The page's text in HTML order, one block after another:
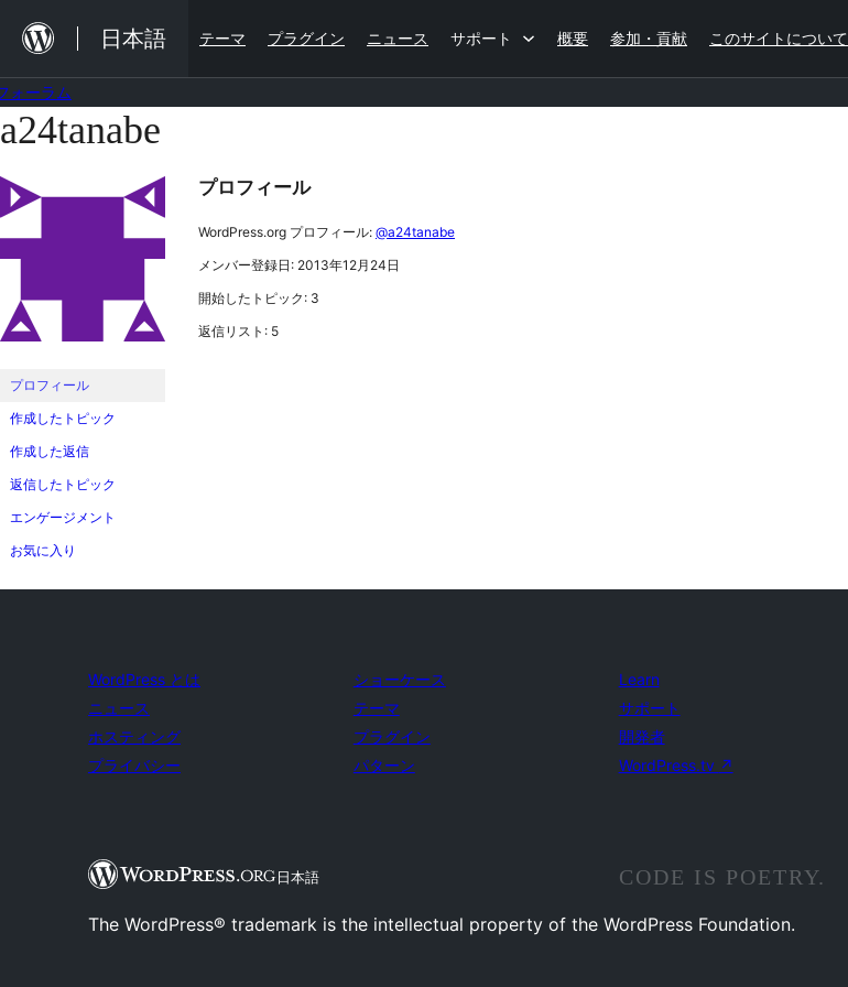
を
キ
ッ
プ
日本語 テーマ プラグイン ニュース サポート 概要 参加・貢献 このサイトについて
ォーラム
コ
テ
ン
ツ
ス
ッ
プ
a24tanabe
プロフィール
作成したトピック
作成した返信
返信したトピック
エンゲージメント
お気に入り
プロフィール
WordPress.org プロフィール: @a24tanabe
メンバー登録日: 2013年12月24日
開始したトピック: 3
返信リスト: 5
WordPress とは
ニュース
ホスティング
プライバシー
ショーケース
テーマ
プラグイン
パターン
Learn
サポート
開発者
WordPress.tv ↗
日本語 CODE IS POETRY.
The WordPress® trademark is the intellectual property of the WordPress Foundation.